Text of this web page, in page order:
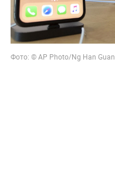
Фото: © AP Photo/Ng Han Guan